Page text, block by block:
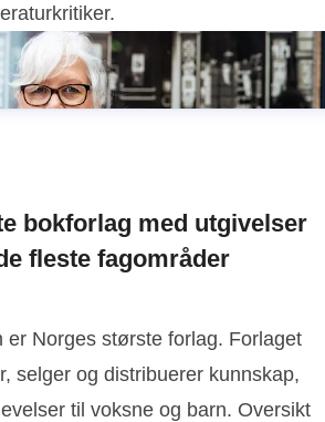
bokforlag med utgivelser
fleste fagområder
er Norges største forlag. Forlaget
selger og distribuerer kunnskap,
til voksne og barn. Oversikt